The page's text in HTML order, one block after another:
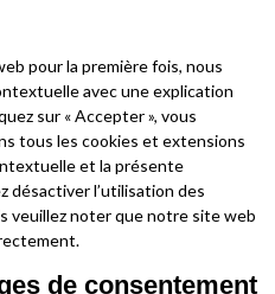
divers
pour la première fois, nous
avec une explication
sur « Accepter », vous
tous les cookies et extensions
et la présente
désactiver l’utilisation des
veuillez noter que notre site web
de consentement